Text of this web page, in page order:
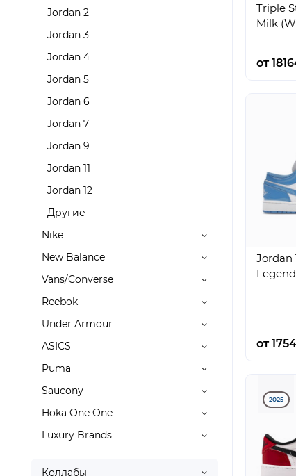
Jordan 2
Jordan 3
Jordan 4
Jordan 5
Jordan 6
Jordan 7
Jordan 9
Jordan 11
Jordan 12
Другие
Nike
New Balance
Vans/Converse
Reebok
Under Armour
ASICS
Puma
Saucony
Hoka One One
Luxury Brands
Коллабы
Triple
Milk
от
Jordan
от
2025